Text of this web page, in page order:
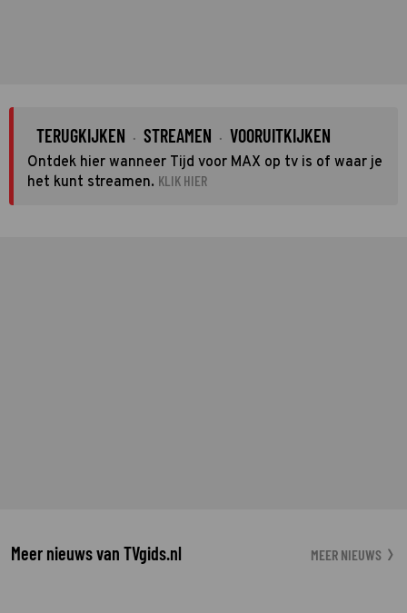
TERUGKIJKEN · STREAMEN · VOORUITKIJKEN
Ontdek hier wanneer Tijd voor MAX op tv is of waar je
het kunt streamen. KLIK HIER
Meer nieuws van TVgids.nl MEER NIEUWS